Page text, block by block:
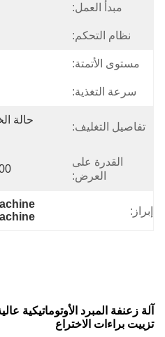
مبدأ العمل:
نظام التحكم:
مستوى الأتمتة:
سرعة التغذية:
تفاصيل التغليف:
القدرة على
العرض:
100 مجموعة /
إبراز:
تزييت براءات الاختراع